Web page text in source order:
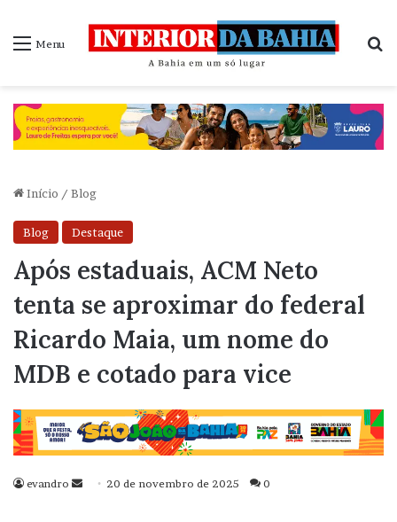
Menu
Início / Blog
Blog Destaque
Após estaduais, ACM Neto
tenta se aproximar do federal
Ricardo Maia, um nome do
MDB e cotado para vice
evandro
Mande20 de novembro de 2025 0